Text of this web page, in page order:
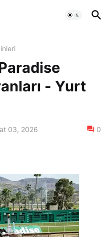
- Yurt
03, 2026 0